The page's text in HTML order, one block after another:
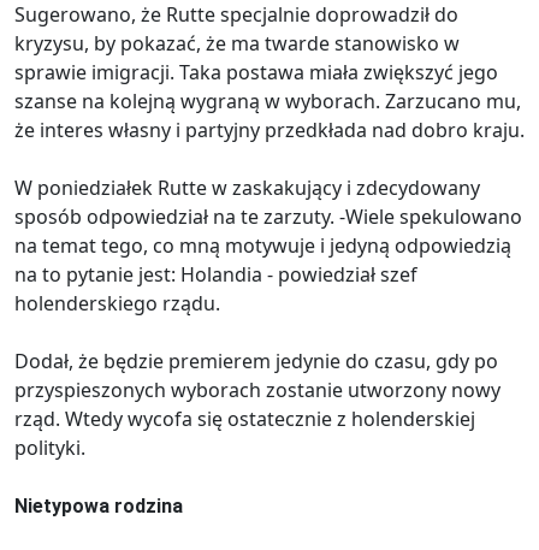
Sugerowano, że Rutte specjalnie doprowadził do
kryzysu, by pokazać, że ma twarde stanowisko w
sprawie imigracji. Taka postawa miała zwiększyć jego
szanse na kolejną wygraną w wyborach. Zarzucano mu,
że interes własny i partyjny przedkłada nad dobro kraju.
W poniedziałek Rutte w zaskakujący i zdecydowany
sposób odpowiedział na te zarzuty. -Wiele spekulowano
na temat tego, co mną motywuje i jedyną odpowiedzią
na to pytanie jest: Holandia - powiedział szef
holenderskiego rządu.
Dodał, że będzie premierem jedynie do czasu, gdy po
przyspieszonych wyborach zostanie utworzony nowy
rząd. Wtedy wycofa się ostatecznie z holenderskiej
polityki.
Nietypowa rodzina